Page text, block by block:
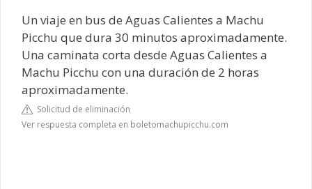
Un viaje en bus de Aguas Calientes a Machu
Picchu que dura 30 minutos aproximadamente.
Una caminata corta desde Aguas Calientes a
Machu Picchu con una duración de 2 horas
aproximadamente.
Solicitud de eliminación
Ver respuesta completa en boletomachupicchu.com